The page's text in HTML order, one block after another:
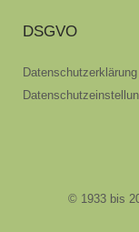
DSGVO
Datenschutzerklärung
© 1933 bis